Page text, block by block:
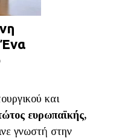
και
ευρωπαϊκής,
γνωστή στην